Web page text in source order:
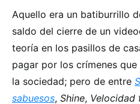
Aquello era un batiburrillo
saldo del cierre de un
teoría en los pasillos de
pagar por los crímenes
la sociedad; pero de entre
sabuesos, Shine, Velocidad